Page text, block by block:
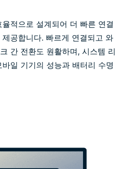
율적으로 설계되어 더 빠른 연결
공합니다. 빠르게 연결되고 와
간 전환도 원활하며, 시스템 리
일 기기의 성능과 배터리 수명